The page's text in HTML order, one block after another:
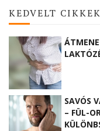
KEDVELT CIKKEK
SAVÓS
– FÜL-